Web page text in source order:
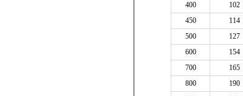
400
102
450
114
500
127
600
154
700
165
800
190